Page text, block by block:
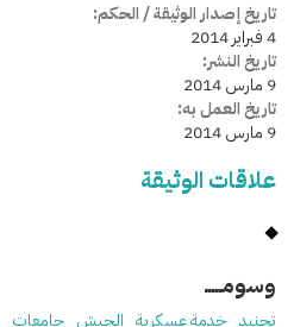
تاريخ إصدار الوثيقة / الحكم:
4 فبراير 2014
تاريخ النشر:
9 مارس 2014
تاريخ العمل به:
9 مارس 2014
علاقات الوثيقة
وسومـــــ
تجنيد خدمة عسكرية الجيش جامعات